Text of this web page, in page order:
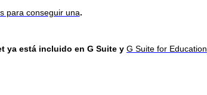
para conseguir una.
ya está incluido en G Suite yG Suite for Education